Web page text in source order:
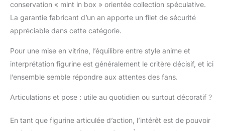
conservation « mint in box » orientée collection spéculative.
La garantie fabricant d’un an apporte un filet de sécurité
appréciable dans cette catégorie.
Pour une mise en vitrine, l’équilibre entre style anime et
interprétation figurine est généralement le critère décisif, et ici
l’ensemble semble répondre aux attentes des fans.
Articulations et pose : utile au quotidien ou surtout décoratif ?
En tant que figurine articulée d’action, l’intérêt est de pouvoir